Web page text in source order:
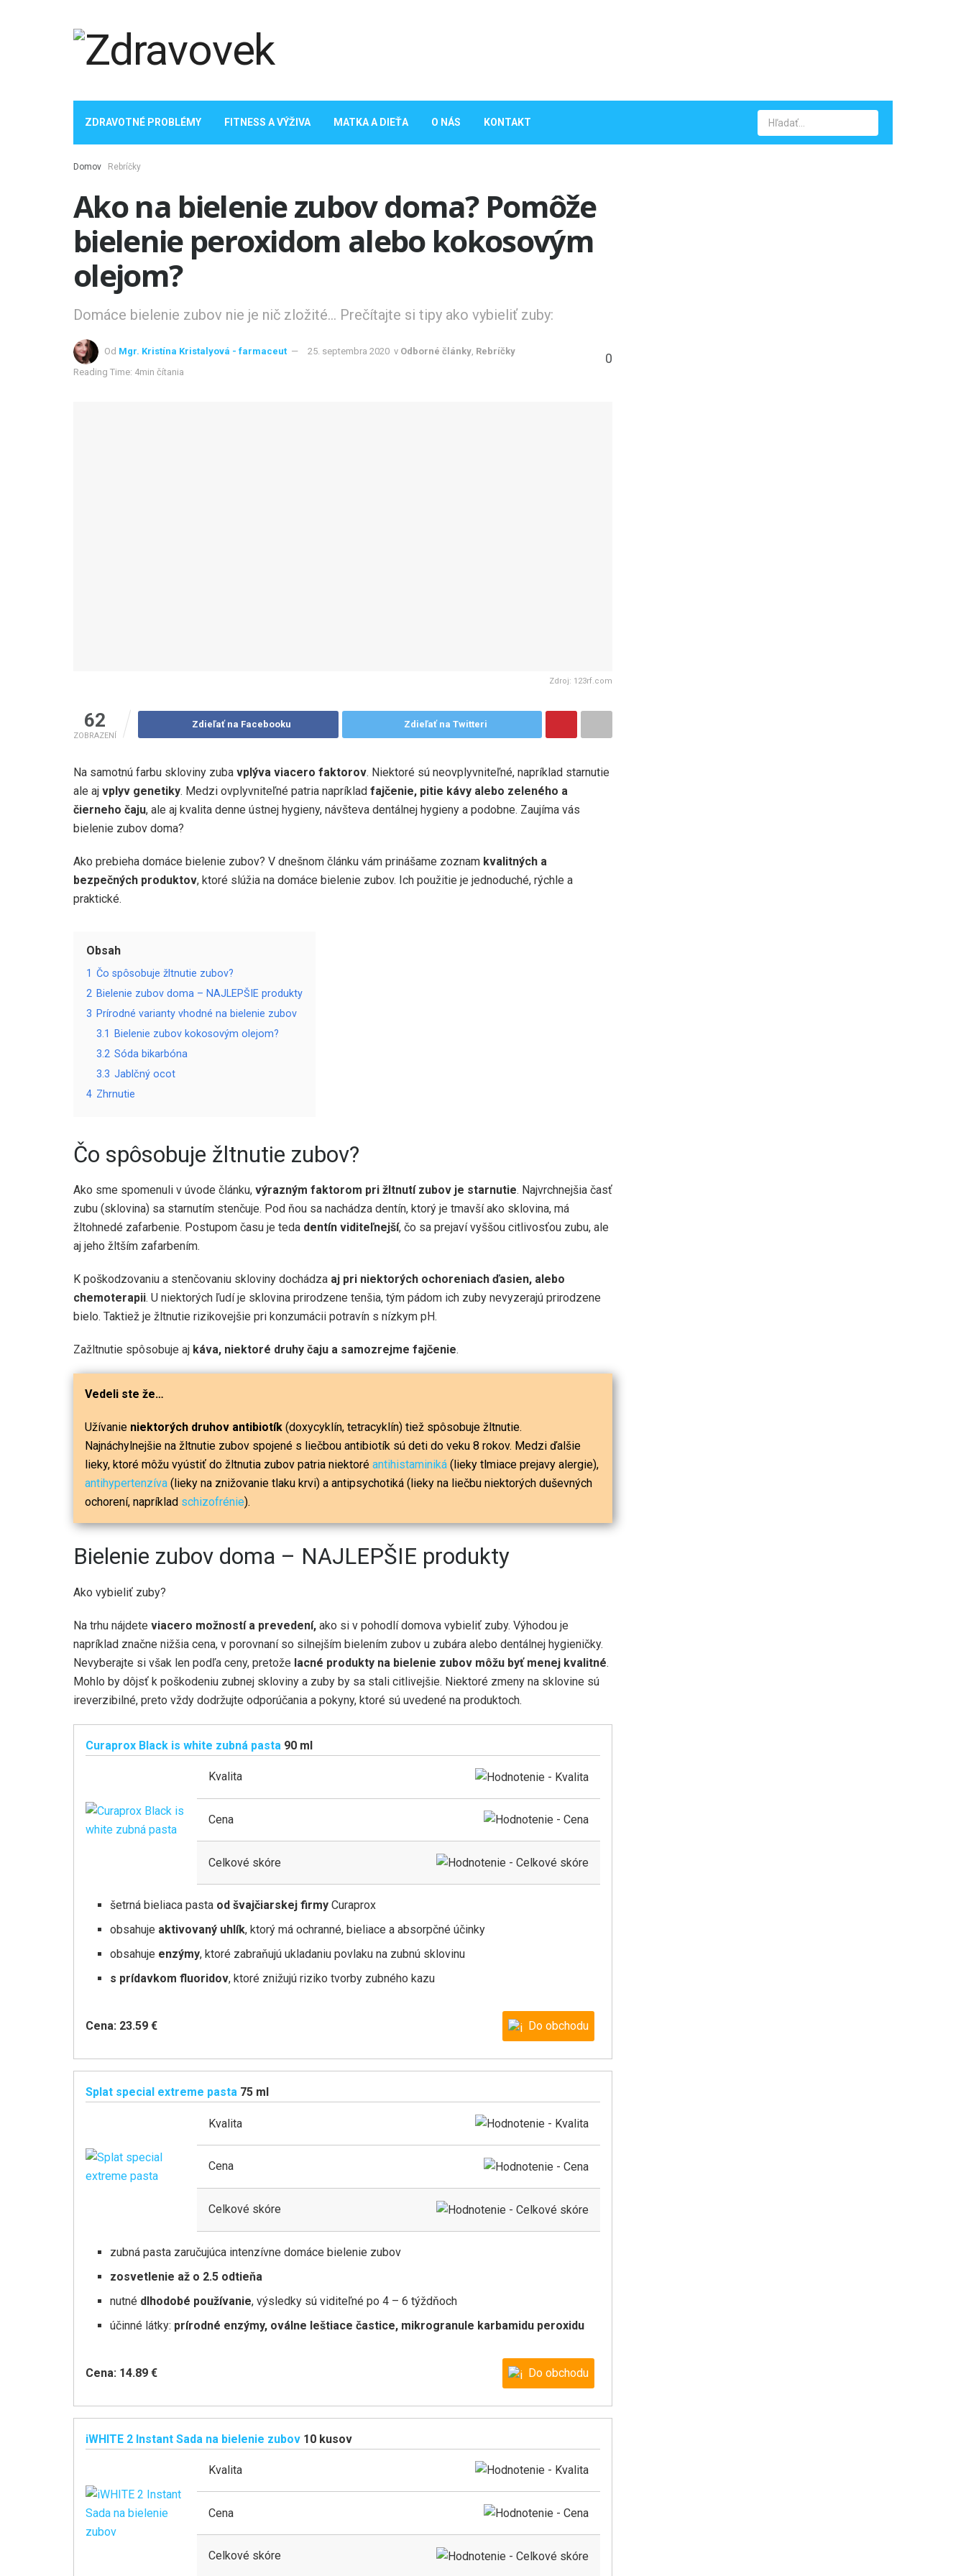
ZDRAVOTNÉ PROBLÉMY FITNESS A VÝŽIVA MATKA A DIEŤA O NÁS KONTAKT
Domov Rebríčky
Ako na bielenie zubov doma? Pomôže
bielenie peroxidom alebo kokosovým
olejom?
Domáce bielenie zubov nie je nič zložité... Prečítajte si tipy ako vybieliť zuby:
Od Mgr. Kristína Kristalyová - farmaceut 25. septembra 2020 v Odborné články Rebríčky
Reading Time: 4min čítania
0
Zdroj: 123rf.com
62
ZOBRAZENÍ
Zdieľať na Facebooku Zdieľať na Twitteri
Na samotnú farbu skloviny zuba vplýva viacero faktorov. Niektoré sú neovplyvniteľné, napríklad starnutie
ale aj vplyv genetiky. Medzi ovplyvniteľné patria napríklad fajčenie, pitie kávy alebo zeleného a
čierneho čaju, ale aj kvalita denne ústnej hygieny, návšteva dentálnej hygieny a podobne. Zaujíma vás
bielenie zubov doma?
Ako prebieha domáce bielenie zubov? V dnešnom článku vám prinášame zoznam kvalitných a
bezpečných produktov, ktoré slúžia na domáce bielenie zubov. Ich použitie je jednoduché, rýchle a
praktické.
Obsah
1 Čo spôsobuje žltnutie zubov?
2 Bielenie zubov doma – NAJLEPŠIE produkty
3 Prírodné varianty vhodné na bielenie zubov
3.1
Bielenie zubov kokosovým olejom?
3.2 Sóda bikarbóna
3.3 Jablčný ocot
4 Zhrnutie
Čo spôsobuje žltnutie zubov?
Ako sme spomenuli v úvode článku, výrazným faktorom pri žltnutí zubov je starnutie. Najvrchnejšia časť
zubu (sklovina) sa starnutím stenčuje. Pod ňou sa nachádza dentín, ktorý je tmavší ako sklovina, má
žltohnedé zafarbenie. Postupom času je teda dentín viditeľnejší, čo sa prejaví vyššou citlivosťou zubu, ale
aj jeho žltším zafarbením.
K poškodzovaniu a stenčovaniu skloviny dochádza aj pri niektorých ochoreniach ďasien, alebo
chemoterapii. U niektorých ľudí je sklovina prirodzene tenšia, tým pádom ich zuby nevyzerajú prirodzene
bielo. Taktiež je žltnutie rizikovejšie pri konzumácii potravín s nízkym pH.
Zažltnutie spôsobuje aj káva, niektoré druhy čaju a samozrejme fajčenie.
Vedeli ste že…
Užívanie niektorých druhov antibiotík (doxycyklín, tetracyklín) tiež spôsobuje žltnutie.
Najnáchylnejšie na žltnutie zubov spojené s liečbou antibiotík sú deti do veku 8 rokov. Medzi ďalšie
lieky, ktoré môžu vyústiť do žltnutia zubov patria niektoré antihistaminiká (lieky tlmiace prejavy alergie),
antihypertenzíva (lieky na znižovanie tlaku krvi) a antipsychotiká (lieky na liečbu niektorých duševných
ochorení, napríklad schizofrénie).
Bielenie zubov doma – NAJLEPŠIE produkty
Ako vybieliť zuby?
Na trhu nájdete viacero možností a prevedení, ako si v pohodlí domova vybieliť zuby. Výhodou je
napríklad značne nižšia cena, v porovnaní so silnejším bielením zubov u zubára alebo dentálnej hygieničky.
Nevyberajte si však len podľa ceny, pretože lacné produkty na bielenie zubov môžu byť menej kvalitné.
Mohlo by dôjsť k poškodeniu zubnej skloviny a zuby by sa stali citlivejšie. Niektoré zmeny na sklovine sú
ireverzibilné, preto vždy dodržujte odporúčania a pokyny, ktoré sú uvedené na produktoch.
Curaprox Black is white zubná pasta 90 ml
Kvalita
Cena
Celkové skóre
šetrná bieliaca pasta od švajčiarskej firmy Curaprox
obsahuje aktivovaný uhlík, ktorý má ochranné, bieliace a absorpčné účinky
obsahuje enzýmy, ktoré zabraňujú ukladaniu povlaku na zubnú sklovinu
s prídavkom fluoridov, ktoré znižujú riziko tvorby zubného kazu
Cena: 23.59 € Do obchodu
Splat special extreme pasta 75 ml
Kvalita
Cena
Celkové skóre
zubná pasta zaručujúca intenzívne domáce bielenie zubov
zosvetlenie až o 2.5 odtieňa
nutné dlhodobé používanie, výsledky sú viditeľné po 4 – 6 týždňoch
účinné látky: prírodné enzýmy, oválne leštiace častice, mikrogranule karbamidu peroxidu
Cena: 14.89 € Do obchodu
iWHITE 2 Instant Sada na bielenie zubov 10 kusov
Kvalita
Cena
Celkové skóre